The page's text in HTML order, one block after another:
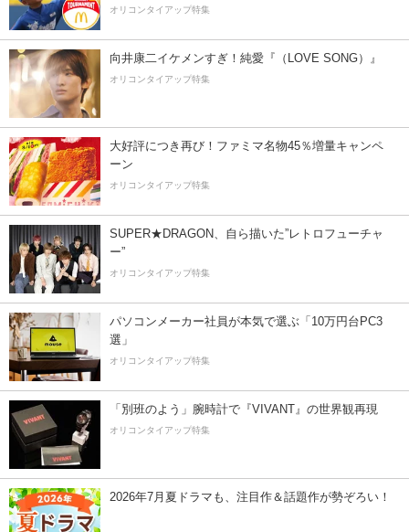
オリコンタイアップ特集
向井康二イケメンすぎ！純愛『（LOVE SONG）』
オリコンタイアップ特集
大好評につき再び！ファミマ名物45％増量キャンペ
ーン
オリコンタイアップ特集
SUPER★DRAGON、自ら描いた”レトロフューチャ
ー”
オリコンタイアップ特集
パソコンメーカー社員が本気で選ぶ「10万円台PC3
選」
オリコンタイアップ特集
「別班のよう」腕時計で『VIVANT』の世界観再現
オリコンタイアップ特集
2026年7月夏ドラマも、注目作＆話題作が勢ぞろい！